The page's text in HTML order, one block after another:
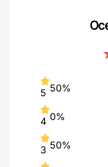
5 50%
4 0%
3 50%